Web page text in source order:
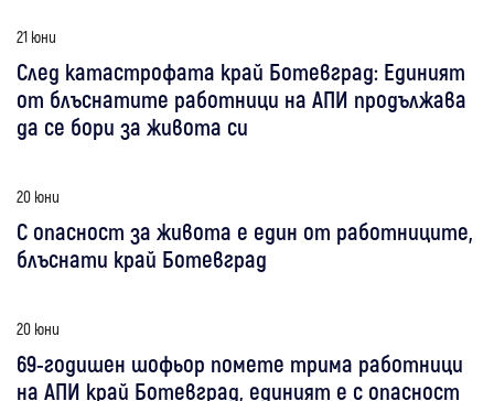
21 юни
След катастрофата край Ботевград: Единият
от блъснатите работници на АПИ продължава
да се бори за живота си
20 юни
С опасност за живота е един от работниците,
блъснати край Ботевград
20 юни
69-годишен шофьор помете трима работници
на АПИ край Ботевград, единият е с опасност